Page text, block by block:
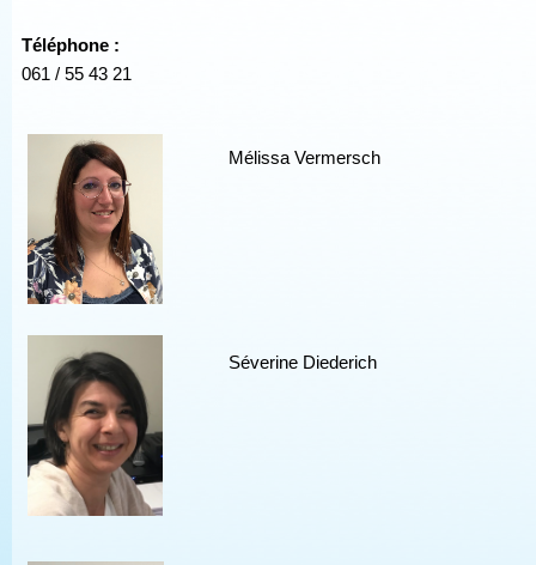
Téléphone :
061 / 55 43 21
Mélissa Vermersch
Séverine Diederich